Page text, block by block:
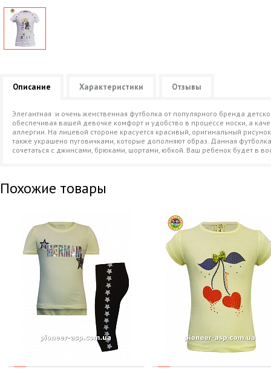
Описание Характеристики Отзывы
Элегантная и очень женственная футболка от популярного бренда
обеспечивая вашей девочке комфорт и удобство в процессе носки, а
аллергии. На лицевой стороне красуется красивый, оригинальный
также украшено пуговичками, которые дополняют образ. Данная
сочетаться с джинсами, брюками, шортами, юбкой. Ваш ребенок будет в
Похожие товары